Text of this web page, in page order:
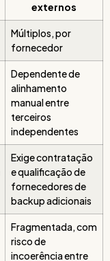
externos
Múltiplos, por
fornecedor
Dependente de
alinhamento
manual entre
terceiros
independentes
Exige contratação
e qualificação de
fornecedores de
backup adicionais
Fragmentada, com
risco de
incoerência entre